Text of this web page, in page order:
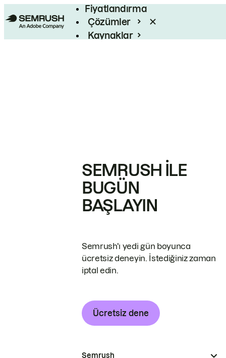
Fiyatlandırma
Çözümler
Kaynaklar
SEMRUSH ILE
BUGÜN
BAŞLAYIN
Semrush'ı yedi gün boyunca
ücretsiz deneyin. İstediğiniz zaman
iptal edin.
Ücretsiz dene
Semrush